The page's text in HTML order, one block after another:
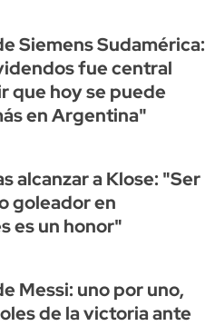
Siemens Sudamérica:
fue central
que hoy se puede
en Argentina"
alcanzar a Klose: "Ser
goleador en
es un honor"
Messi: uno por uno,
de la victoria ante